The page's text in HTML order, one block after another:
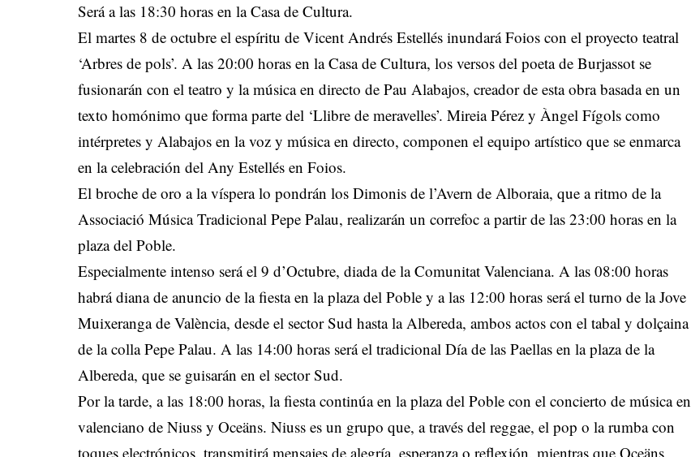
Será a las 18:30 horas en la Casa de Cultura.
El martes 8 de octubre el espíritu de Vicent Andrés Estellés inundará Foios con el proyecto teatral
‘Arbres de pols’. A las 20:00 horas en la Casa de Cultura, los versos del poeta de Burjassot se
fusionarán con el teatro y la música en directo de Pau Alabajos, creador de esta obra basada en un
texto homónimo que forma parte del ‘Llibre de meravelles’. Mireia Pérez y Àngel Fígols como
intérpretes y Alabajos en la voz y música en directo, componen el equipo artístico que se enmarca
en la celebración del Any Estellés en Foios.
El broche de oro a la víspera lo pondrán los Dimonis de l’Avern de Alboraia, que a ritmo de la
Associació Música Tradicional Pepe Palau, realizarán un correfoc a partir de las 23:00 horas en la
plaza del Poble.
Especialmente intenso será el 9 d’Octubre, diada de la Comunitat Valenciana. A las 08:00 horas
habrá diana de anuncio de la fiesta en la plaza del Poble y a las 12:00 horas será el turno de la Jove
Muixeranga de València, desde el sector Sud hasta la Albereda, ambos actos con el tabal y dolçaina
de la colla Pepe Palau. A las 14:00 horas será el tradicional Día de las Paellas en la plaza de la
Albereda, que se guisarán en el sector Sud.
Por la tarde, a las 18:00 horas, la fiesta continúa en la plaza del Poble con el concierto de música en
valenciano de Niuss y Oceäns. Niuss es un grupo que, a través del reggae, el pop o la rumba con
toques electrónicos, transmitirá mensajes de alegría, esperanza o reflexión, mientras que Oceäns